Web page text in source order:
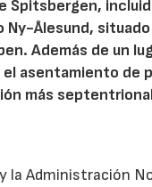
Spitsbergen,
Ny-Ålesund,
Además de un
el asentamiento de
más
la Administración